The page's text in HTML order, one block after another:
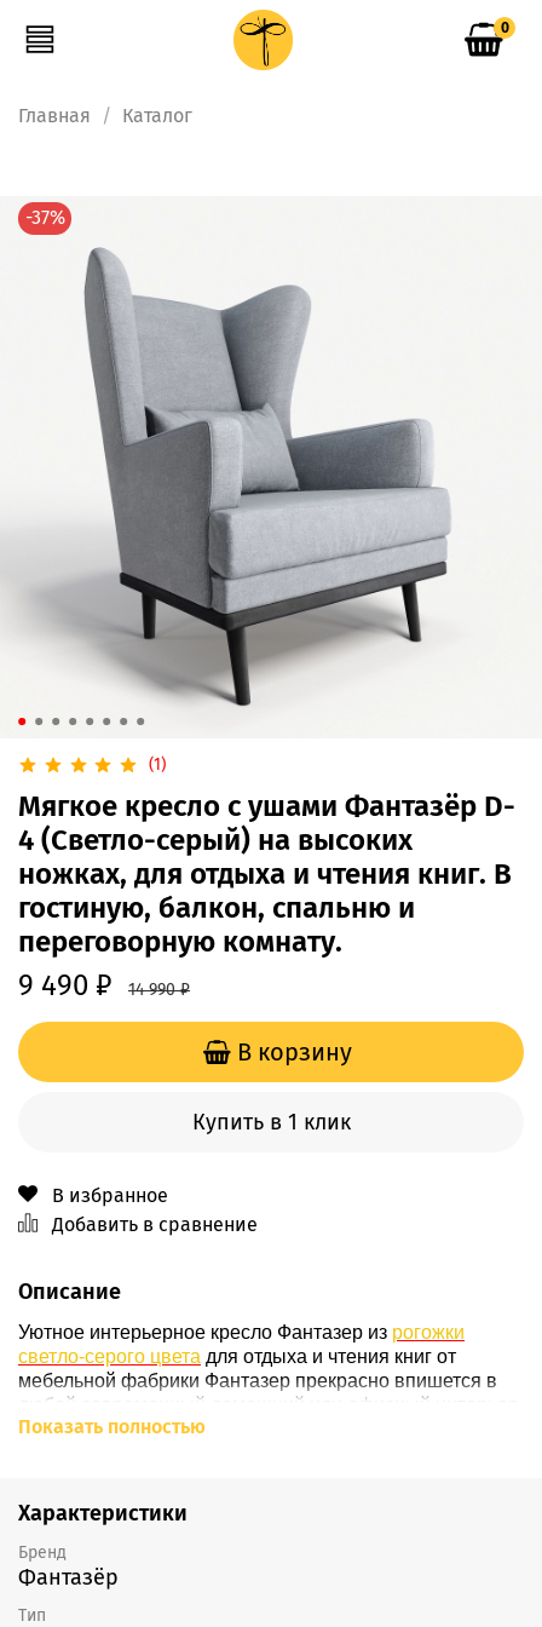
0
Главная Каталог
-37%
(1)
Мягкое кресло с ушами Фантазёр D-
4 (Светло-серый) на высоких
ножках, для отдыха и чтения книг. В
гостиную, балкон, спальню и
переговорную комнату.
9 490 ₽
14 990 ₽
В корзину
Купить в 1 клик
В избранное
Добавить в сравнение
Описание
Уютное интерьерное кресло Фантазер из рогожки
светло-серого цвета для отдыха и чтения книг от
мебельной фабрики Фантазер прекрасно впишется в
любой современный домашний или офисный интерьер,
благодаря большому количеству
в
кожзамом(возможно изменение материала
основанию крепится
состоящий из высокой
циклом производства кресла Фантазер Вы можете
Показать полностью
Характеристики
Бренд
Фантазёр
Тип